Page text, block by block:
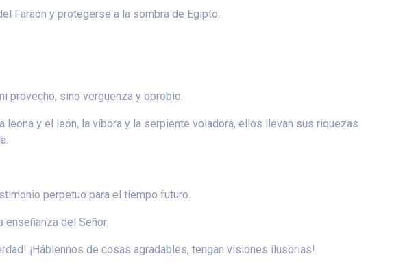
Faraón y protegerse a la sombra de Egipto.
provecho, sino vergüenza y oprobio.
y el león, la víbora y la serpiente voladora, ellos llevan sus riquezas
perpetuo para el tiempo futuro.
del Señor.
¡Háblennos de cosas agradables, tengan visiones ilusorias!